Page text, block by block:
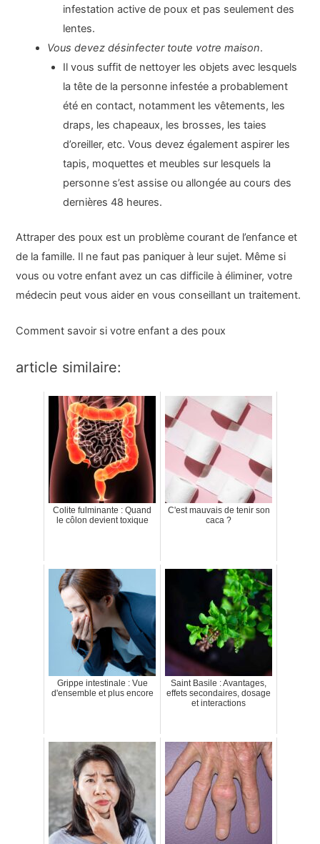
infestation active de poux et pas seulement des
lentes.
Vous devez désinfecter toute votre maison.
Il vous suffit de nettoyer les objets avec lesquels
la tête de la personne infestée a probablement
été en contact, notamment les vêtements, les
draps, les chapeaux, les brosses, les taies
d’oreiller, etc. Vous devez également aspirer les
tapis, moquettes et meubles sur lesquels la
personne s’est assise ou allongée au cours des
dernières 48 heures.
Attraper des poux est un problème courant de l’enfance et
de la famille. Il ne faut pas paniquer à leur sujet. Même si
vous ou votre enfant avez un cas difficile à éliminer, votre
médecin peut vous aider en vous conseillant un traitement.
Comment savoir si votre enfant a des poux
article similaire:
Colite fulminante : Quand
le côlon devient toxique
C'est mauvais de tenir son
caca ?
Grippe intestinale : Vue
d'ensemble et plus encore
Saint Basile : Avantages,
effets secondaires, dosage
et interactions